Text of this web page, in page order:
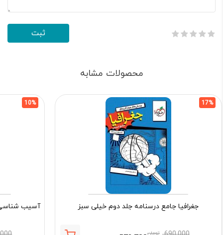
محصولات مشابه
17%
جغرافیا جامع درسنامه جلد دوم خیلی سبز
تومان
10%
آسیب شناسی